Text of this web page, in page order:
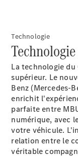
Technologie
La technologie du
supérieur. Le
Benz (Mercedes-
enrichit
parfaite entre
numérique, avec
votre véhicule.
relation entre le
véritable